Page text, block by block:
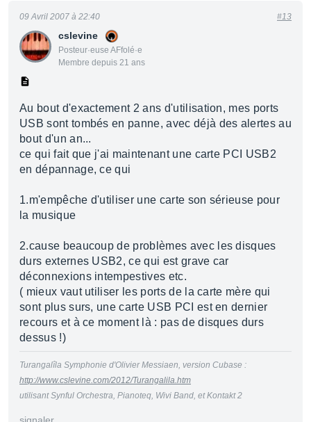
cslevine
Posteur·euse AFfolé·e
Membre depuis 21 ans
09 Avril 2007 à 22:40 #13
Au bout d'exactement 2 ans d'utilisation, mes ports
USB sont tombés en panne, avec déjà des alertes au
bout d'un an...
ce qui fait que j'ai maintenant une carte PCI USB2
en dépannage, ce qui
1.m'empêche d'utiliser une carte son sérieuse pour
la musique
2.cause beaucoup de problèmes avec les disques
durs externes USB2, ce qui est grave car
déconnexions intempestives etc.
( mieux vaut utiliser les ports de la carte mère qui
sont plus surs, une carte USB PCI est en dernier
recours et à ce moment là : pas de disques durs
dessus !)
Turangalîla Symphonie d'Olivier Messiaen, version Cubase :
http://www.cslevine.com/2012/Turangalila.htm
utilisant Synful Orchestra, Pianoteq, Wivi Band, et Kontakt 2